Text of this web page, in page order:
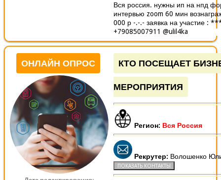
Вся россия. нужны ип на нпд
интервью zoom 60 мин
000 р -.-.- заявка на участие :
+79085007911 @ulil4ka
ОНЛАЙН ОПРОС КТО ПОСЕЩАЕТ
МЕРОПРИЯТИЯ
Регион: Вся Россия
Рекрутер: Волошенко